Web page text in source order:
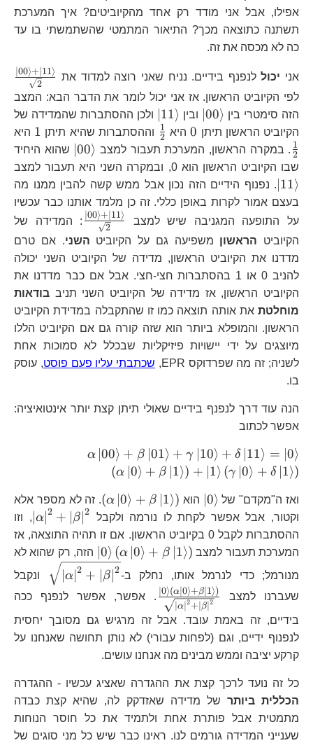
אפילו, אבל אני מודד רק אחד מהקיוביטים? איך המערכת
תשתנה כתוצאה מכך? התיאור המתמטי שהשתמשתי בו עד
כה לא מכסה את זה.
אני יכוללנפנף בידיים. נניח שאני רוצה למדוד את
2
∣00⟩+ 11⟩
לפי הקיוביט הראשון. אז אני יכול לומר את הדבר הבא: המצב
הזה סימטרי בין\left|00\right\rangle
∣00⟩ ובין
\left|11\right\rangle
∣11⟩
ולכן ההסתברות שהמדידה של
הקיוביט הראשון תיתן
0 0היא
\frac{1}
{2}
2
1 וההסתברות שהיא תיתן 1
1 היא
2
1 . במקרה הראשון, המערכת תעבור למצב ∣00⟩
שהוא היחיד
שבו הקיוביט הראשון הוא 0, ובמקרה השני היא תעבור למצב
∣11⟩
. נפנוף הידיים הזה נכון אבל ממש קשה להבין ממנו מה
בעצם אמור לקרות באופן כללי. זה כן מלמד אותנו כבר עכשיו
על התופעה המגניבה שיש למצב
{\sqrt{2}}
2
00⟩+ 11⟩
: המדידה של
הקיוביט הראשון משפיעה גם על הקיוביט השני. אם טרם
מדדנו את הקיוביט הראשון, מדידה של הקיוביט השני יכולה
להניב 0 או 1 בהסתברות חצי-חצי. אבל אם כבר מדדנו את
הקיוביט הראשון, אז מדידה של הקיוביט השני תניב בודאות
מוחלטת את אותה תוצאה כמו זו שהתקבלה במדידת הקיוביט
הראשון. והמופלא ביותר הוא שזה קורה גם אם הקיוביט הללו
מיוצגים על ידי יישויות פיזיקליות שבכלל לא סמוכות אחת
לשניה; זה מה שפרדוקס EPR,
שכתבתי עליו פעם פוסט, עוסק
בו.
הנה עוד דרך לנפנף בידיים שאולי תיתן קצת יותר אינטואיציה:
אפשר לכתוב
\right)
α ∣00⟩ + β 01⟩ + γ 10⟩ + δ 11⟩ = 0⟩
(α 0⟩ + β 1⟩) + 1⟩ (γ ∣0⟩ + δ 1⟩)
ואז ה"מקדם" של\left|0\right\rangle
0⟩ הוא
\right)
(α ∣0⟩ + β 1⟩)
. זה לא מספר אלא
וקטור, אבל אפשר לקחת לו נורמה ולקבל
α∣ 2 + β ∣2
, וזו
ההסתברות לקבל 0 בקיוביט הראשון. אם זו תהיה התוצאה, אז
המערכת תעבור למצב
\right)
0⟩ (α ∣0⟩ + β 1⟩)
הזה, רק שהוא לא
מנורמל; כדי לנרמל אותו, נחלק ב-
α∣ 2 + β 2
ונקבל
שעברנו למצב
\frac{\left|0\right\rangle
∣α∣2+∣β∣2
0⟩(α∣ 0⟩+β 1⟩) . אפשר, אפשר לנפנף ככה
בידיים, זה באמת עובד. אבל זה מרגיש גם מסובך יחסית
לנפנוף ידיים, וגם (לפחות עבורי) לא נותן תחושה שאנחנו על
קרקע יציבה וממש מבינים מה אנחנו עושים.
כל זה נועד לרכך קצת את ההגדרה שאציג עכשיו - ההגדרה
הכללית ביותר של מדידה שאזדקק לה, שהיא קצת כבדה
מתמטית אבל פותרת אחת ולתמיד את כל חוסר הנוחות
שענייני המדידה גורמים לנו. ראינו כבר שיש כל מני סוגים של